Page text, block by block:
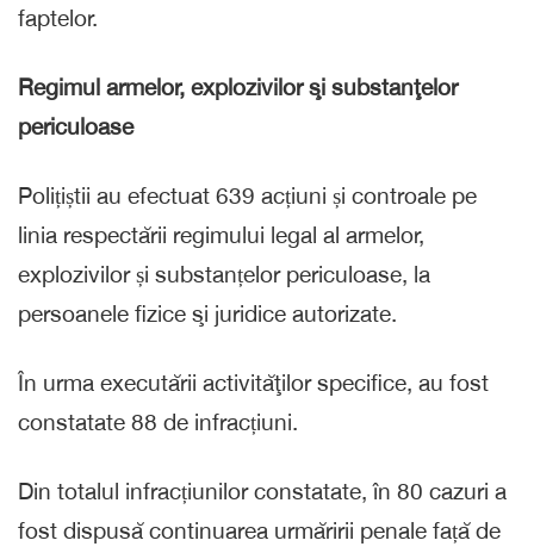
faptelor.
Regimul armelor, explozivilor şi substanţelor
periculoase
Polițiștii au efectuat 639 acțiuni și controale pe
linia respectării regimului legal al armelor,
explozivilor și substanțelor periculoase, la
persoanele fizice şi juridice autorizate.
În urma executării activităţilor specifice, au fost
constatate 88 de infracțiuni.
Din totalul infracțiunilor constatate, în 80 cazuri a
fost dispusă continuarea urmăririi penale față de